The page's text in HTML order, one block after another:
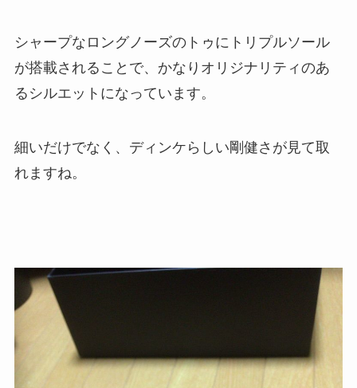
シャープなロングノーズのトゥにトリプルソール
が搭載されることで、かなりオリジナリティのあ
るシルエットになっています。
細いだけでなく、ディンケらしい剛健さが見て取
れますね。